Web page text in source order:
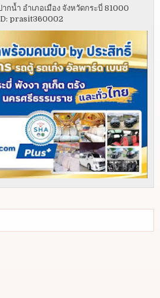
กน้ำ อำเภอเมือง จังหวัดกระบี่ 81000
prasit360002